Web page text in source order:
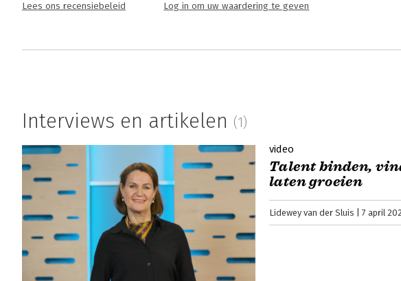
Lees ons recensiebeleid Log in om uw waardering te geven
Interviews en artikelen (1)
video
Talent binden,
laten groeien
Lidewey van der Sluis 7 april